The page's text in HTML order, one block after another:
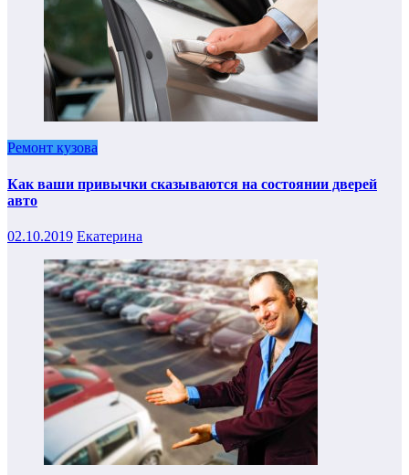
Ремонт кузова
Как ваши привычки сказываются на состоянии дверей
авто
02.10.2019 Екатерина